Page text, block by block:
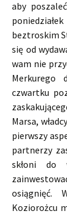
aby
beztroskim
się od
wam nie
Merkurego
czwartku
Marsa,
pierwszy
partnerzy
skłoni do
osiągnięć.
Koziorożcu